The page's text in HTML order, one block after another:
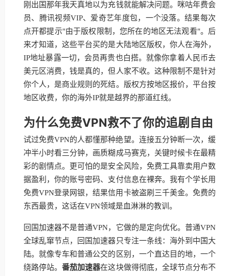
刚出国那年我天真地以为充钱就能解决问题。咪咕年费会
员、腾讯视频VIP、爱奇艺年度包，一个没落。结果每次
点开都提示"由于版权限制，您所在的地区无法观看"。后
来才知道，这些平台买的是大陆地区版权，你人在海外，
IP地址暴露一切，会员再贵也白搭。就像你拿着人民币去
美元区消费，钱是真的，但人家不收。这种限制不是针对
你个人，是商业规则的死结。版权方按地区报价，平台按
地区收费，你的海外IP就是越界的那道红线。
为什么免费VPN救不了你的追剧自由
试过免费VPN的人都懂那种绝望。连接五分钟断一次，缓
冲半小时看三分钟，画质糊成马赛克，关键时候卡在最精
彩的剧情点。更可怕的是安全风险，免费工具靠卖用户数
据盈利，你的账号密码、支付信息在裸奔。我有个学长用
免费VPN登录网银，结果信用卡被盗刷三千美金。免费的
东西最贵，这话在VPN领域是血淋淋的教训。
回国加速器不是普通VPN，它做的是定向优化。普通VPN
全球乱窜节点，回国加速器只专注一条线：海外到中国大
陆。就像专车和普通公交的区别，一个直达目的地，一个
绕路停站。番茄加速器在这块做得彻底，全球节点分布不